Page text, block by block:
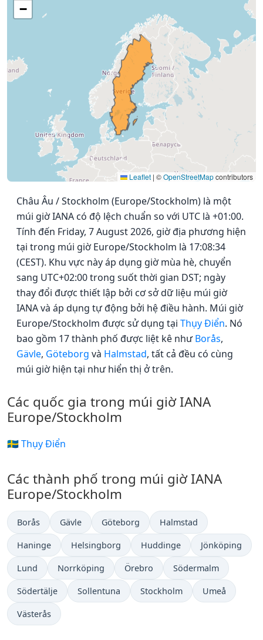
−
Leaflet | ©OpenStreetMapcontributors
Châu Âu / Stockholm (Europe/Stockholm) là một
múi giờ IANA có độ lệch chuẩn so với UTC là +01:00.
Tính đến Friday, 7 August 2026, giờ địa phương hiện
tại trong múi giờ Europe/Stockholm là 17:08:34
(CEST). Khu vực này áp dụng giờ mùa hè, chuyển
sang UTC+02:00 trong suốt thời gian DST; ngày
thay đổi được thiết lập bởi cơ sở dữ liệu múi giờ
IANA và áp dụng tự động bởi hệ điều hành. Múi giờ
Europe/Stockholm được sử dụng tại Thụy Điển. Nó
bao gồm 17 thành phố được liệt kê nhưBorås,
Gävle, Göteborg và Halmstad, tất cả đều có cùng
múi giờ hiện tại như hiển thị ở trên.
Các quốc gia trong múi giờ IANA
Europe/Stockholm
🇸🇪 Thụy Điển
Các thành phố trong múi giờ IANA
Europe/Stockholm
Borås Gävle Göteborg Halmstad
Haninge Helsingborg Huddinge Jönköping
Lund Norrköping Örebro Södermalm
Södertälje Sollentuna Stockholm Umeå
Västerås